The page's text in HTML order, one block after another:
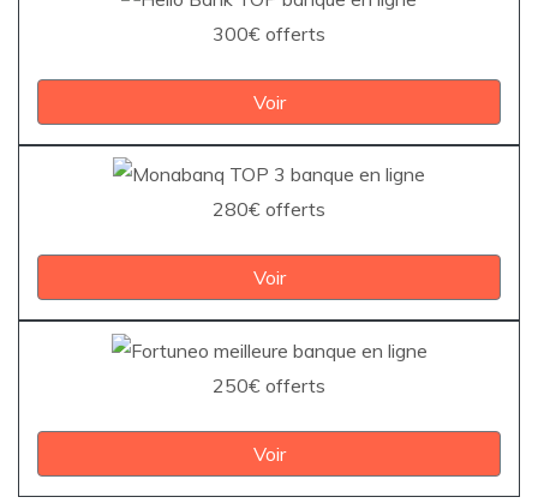
300€ offerts
Voir
280€ offerts
Voir
250€ offerts
Voir